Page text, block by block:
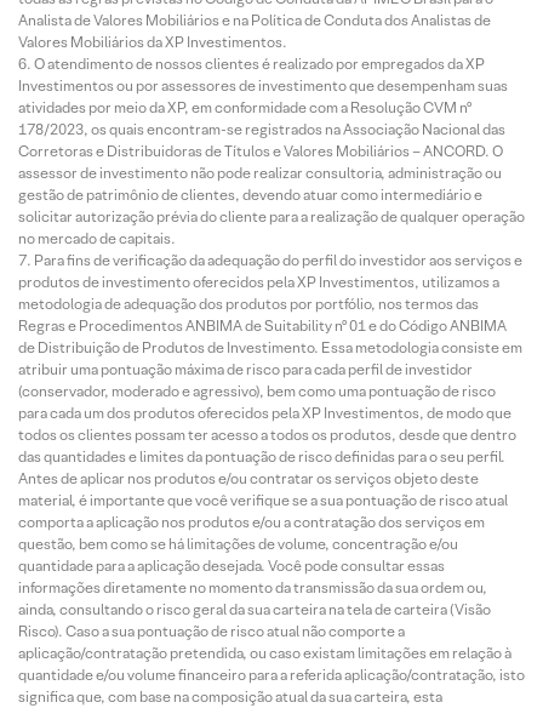
Analista de Valores Mobiliários e na Política de Conduta dos Analistas de
Valores Mobiliários da XP Investimentos.
O atendimento de nossos clientes é realizado por empregados da XP
Investimentos ou por assessores de investimento que desempenham suas
atividades por meio da XP, em conformidade com a Resolução CVM nº
178/2023, os quais encontram-se registrados na Associação Nacional das
Corretoras e Distribuidoras de Títulos e Valores Mobiliários – ANCORD. O
assessor de investimento não pode realizar consultoria, administração ou
gestão de patrimônio de clientes, devendo atuar como intermediário e
solicitar autorização prévia do cliente para a realização de qualquer operação
no mercado de capitais.
Para fins de verificação da adequação do perfil do investidor aos serviços e
produtos de investimento oferecidos pela XP Investimentos, utilizamos a
metodologia de adequação dos produtos por portfólio, nos termos das
Regras e Procedimentos ANBIMA de Suitability nº 01 e do Código ANBIMA
de Distribuição de Produtos de Investimento. Essa metodologia consiste em
atribuir uma pontuação máxima de risco para cada perfil de investidor
(conservador, moderado e agressivo), bem como uma pontuação de risco
para cada um dos produtos oferecidos pela XP Investimentos, de modo que
todos os clientes possam ter acesso a todos os produtos, desde que dentro
das quantidades e limites da pontuação de risco definidas para o seu perfil.
Antes de aplicar nos produtos e/ou contratar os serviços objeto deste
material, é importante que você verifique se a sua pontuação de risco atual
comporta a aplicação nos produtos e/ou a contratação dos serviços em
questão, bem como se há limitações de volume, concentração e/ou
quantidade para a aplicação desejada. Você pode consultar essas
informações diretamente no momento da transmissão da sua ordem ou,
ainda, consultando o risco geral da sua carteira na tela de carteira (Visão
Risco). Caso a sua pontuação de risco atual não comporte a
aplicação/contratação pretendida, ou caso existam limitações em relação à
quantidade e/ou volume financeiro para a referida aplicação/contratação, isto
significa que, com base na composição atual da sua carteira, esta